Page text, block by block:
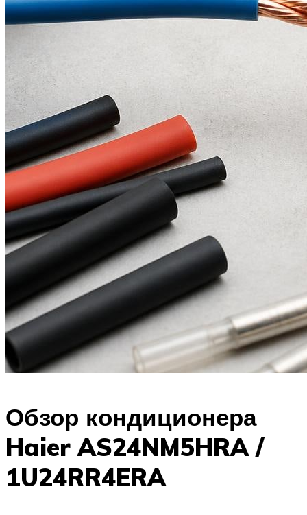
Обзор кондиционера
Haier AS24NM5HRA /
1U24RR4ERA